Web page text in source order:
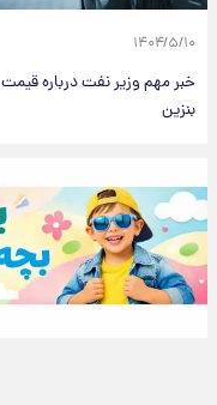
۱۴۰۴/۵/۱۰
خبر مهم وزیر نفت درباره قیمت
بنزین